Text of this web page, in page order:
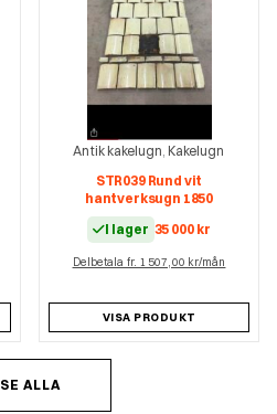
Antik kakelugn, Kakelugn
STR039 Rund vit
hantverksugn 1850
I lager 35 000 kr
Delbetala fr. 1 507,00 kr/mån
VISA PRODUKT
SE ALLA